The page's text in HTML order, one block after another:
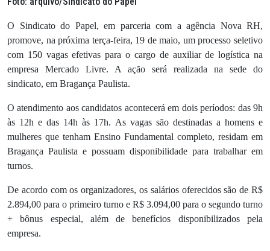
O Sindicato do Papel, em parceria com a agência Nova RH,
promove, na próxima terça-feira, 19 de maio, um processo seletivo
com 150 vagas efetivas para o cargo de auxiliar de logística na
empresa Mercado Livre. A ação será realizada na sede do
sindicato, em Bragança Paulista.
O atendimento aos candidatos acontecerá em dois períodos: das 9h
às 12h e das 14h às 17h. As vagas são destinadas a homens e
mulheres que tenham Ensino Fundamental completo, residam em
Bragança Paulista e possuam disponibilidade para trabalhar em
turnos.
De acordo com os organizadores, os salários oferecidos são de R$
2.894,00 para o primeiro turno e R$ 3.094,00 para o segundo turno
+ bônus especial, além de benefícios disponibilizados pela
empresa.